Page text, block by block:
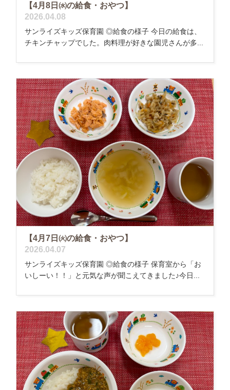
【4月8日㈬の給食・おやつ】
2026.04.08
サンライズキッズ保育園 ◎給食の様子 今日の給食は、
チキンチャップでした。肉料理が好きな園児さんが多...
【4月7日㈫の給食・おやつ】
2026.04.07
サンライズキッズ保育園 ◎給食の様子 保育室から「お
いしーい！！」と元気な声が聞こえてきました♪今日...